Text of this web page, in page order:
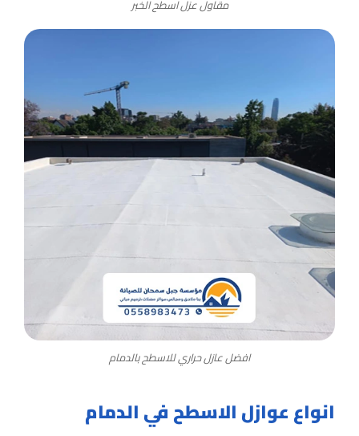
مقاول عزل اسطح الخبر
افضل عازل حراري للاسطح بالدمام
انواع عوازل الاسطح في الدمام